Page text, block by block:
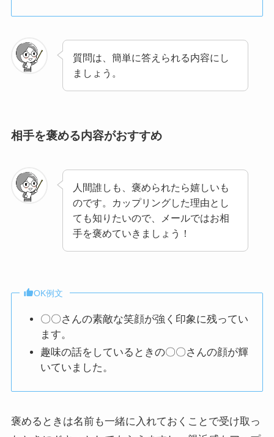
質問は、簡単に答えられる内容にし
ましょう。
相手を褒める内容がおすすめ
人間誰しも、褒められたら嬉しいも
のです。カップリングした理由とし
ても知りたいので、メールではお相
手を褒めていきましょう！
OK例文
〇〇さんの素敵な笑顔が強く印象に残ってい
ます。
趣味の話をしているときの〇〇さんの顔が輝
いていました。
褒めるときは名前も一緒に入れておくことで受け取っ